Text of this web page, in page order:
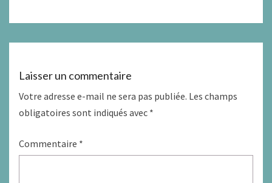
Laisser un commentaire
Votre adresse e-mail ne sera pas publiée. Les champs
obligatoires sont indiqués avec *
Commentaire *